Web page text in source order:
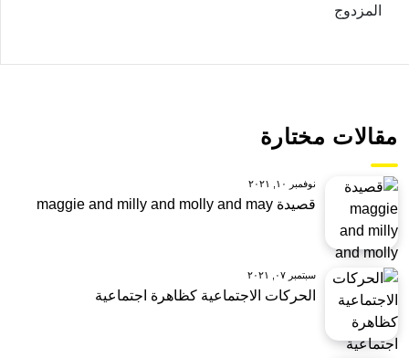
المزدوج
مقالات مختارة
نوفمبر ١٠, ٢٠٢١
قصيدة maggie and milly and molly and may
سبتمبر ٠٧, ٢٠٢١
الحركات الاجتماعية كظاهرة اجتماعية